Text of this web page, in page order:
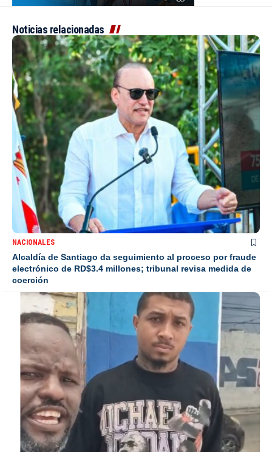
Noticias relacionadas
NACIONALES
Alcaldía de Santiago da seguimiento al proceso por fraude
electrónico de RD$3.4 millones; tribunal revisa medida de
coerción